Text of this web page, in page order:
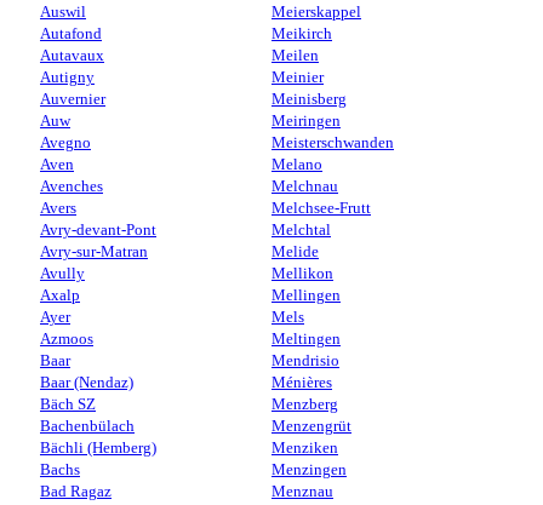
Auswil
Autafond
Autavaux
Autigny
Auvernier
Auw
Avegno
Aven
Avenches
Avers
Avry-devant-Pont
Avry-sur-Matran
Avully
Axalp
Ayer
Azmoos
Baar
Baar (Nendaz)
Bäch SZ
Bachenbülach
Bächli (Hemberg)
Bachs
Bad Ragaz
Meierskappel
Meikirch
Meilen
Meinier
Meinisberg
Meiringen
Meisterschwanden
Melano
Melchnau
Melchsee-Frutt
Melchtal
Melide
Mellikon
Mellingen
Mels
Meltingen
Mendrisio
Ménières
Menzberg
Menzengrüt
Menziken
Menzingen
Menznau